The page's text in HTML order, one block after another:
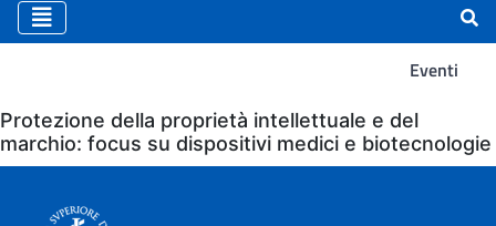
Eventi
Eventi
Protezione della proprietà intellettuale e del
marchio: focus su dispositivi medici e biotecnologie